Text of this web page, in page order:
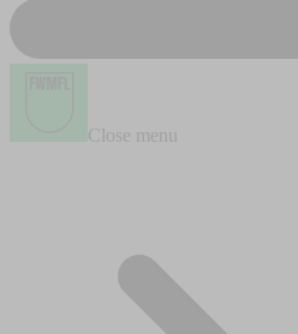
Close menu